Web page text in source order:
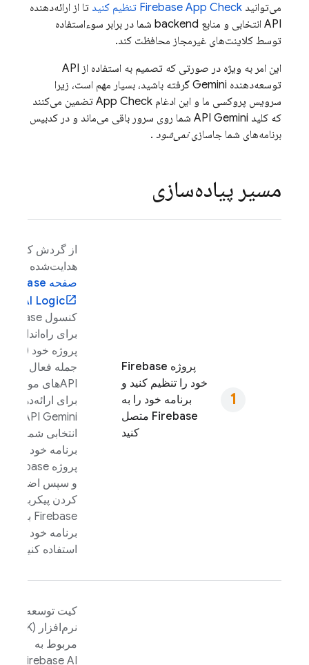
می‌توانید Firebase App Check تنظیم کنید تا از ارائه‌دهنده
API انتخابی و منابع backend شما در برابر سوءاستفاده
توسط کلاینت‌های غیرمجاز محافظت کند.
این امر به ویژه در صورتی که تصمیم به استفاده از API
توسعه‌دهنده Gemini
گرفته باشید، بسیار مهم است، زیرا
سرویس پروکسی ما و این ادغام App Check تضمین می‌کنند
که کلید API Gemini
شما روی سرور باقی می‌ماند و در کدبیس
برنامه‌های شما جاسازینمی‌شود .
مسیر پیاده‌سازی
پروژه Firebase
خود را تنظیم کنید و
برنامه خود را به
Firebase متصل
کنید
از گردش کار
هدایت‌شده در
صفحه
AI Logic
کنسول
برای راه‌اندازی
پروژه خود (از
جمله فعال کردن
APIهای مورد نیاز
برای ارائه‌دهنده
API Gemini
انتخابی شما)،
برنامه خود در
پروژه Firebase
و سپس اضافه
کردن پیکربندی
Firebase به
برنامه خود
استفاده کنید.
کیت توسعه
مربوط به
Firebase AI